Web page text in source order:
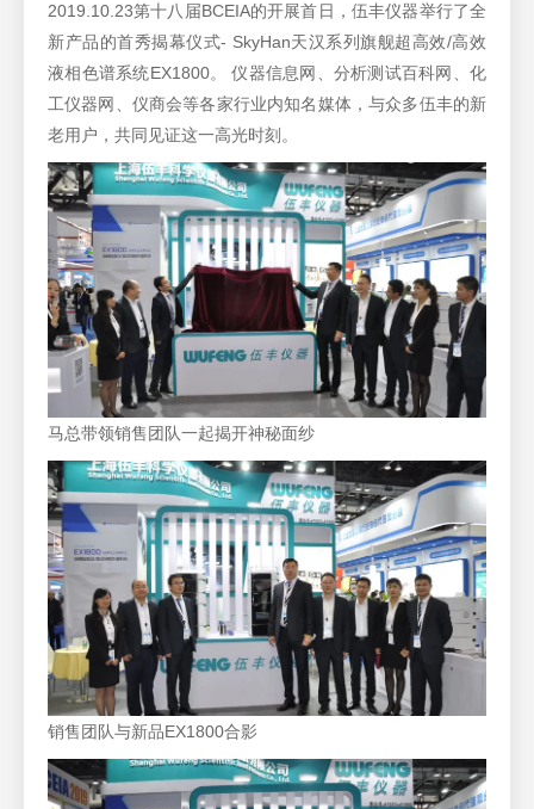
2019.10.23第十八届BCEIA的开展首日，伍丰仪器举行了全
新产品的首秀揭幕仪式- SkyHan天汉系列旗舰超高效/高效
液相色谱系统EX1800。 仪器信息网、分析测试百科网、化
工仪器网、仪商会等各家行业内知名媒体，与众多伍丰的新
老用户，共同见证这一高光时刻。
马总带领销售团队一起揭开神秘面纱
销售团队与新品EX1800合影